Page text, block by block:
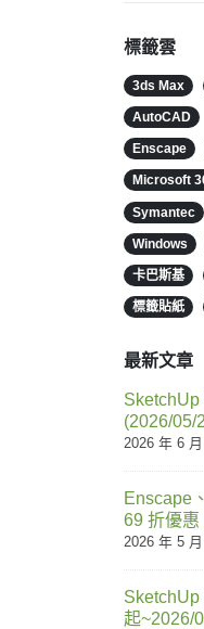
標籤雲
3ds Max
AutoCAD
Enscape
Microsoft
Symantec
Windows
卡巴斯基
標籤貼紙
最新文章
SketchUp
(2026/05/
2026 年 6
Enscape
69 折優惠
2026 年 5
SketchUp
起~2026/